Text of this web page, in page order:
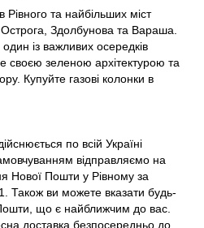
та найбільших міст
Острога, Здолбунова та Вараша.
із важливих осередків
своєю зеленою архітектурою та
Купуйте газові колонки в
по всій Україні
відправляємо на
Нової Пошти у Рівному за
Також ви можете вказати будь-
що є найближчим до вас.
доставка безпосередньо до